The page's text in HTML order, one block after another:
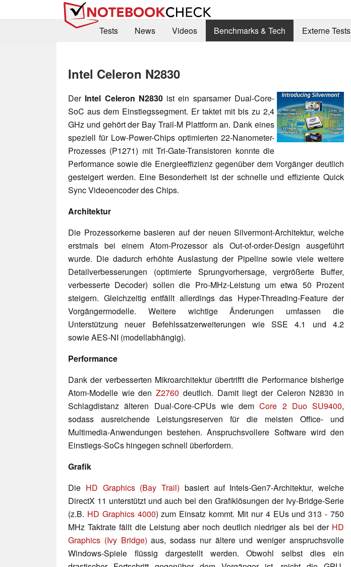
Tests
News Videos Benchmarks & Tech Externe Tests
Intel Celeron N2830
Der Intel Celeron N2830ist ein sparsamer Dual-Core-
SoC aus dem Einstiegssegment. Er taktet mit bis zu 2,4
GHz und gehört der Bay Trail-M Plattform an. Dank eines
speziell für Low-Power-Chips optimierten 22-Nanometer-
Prozesses (P1271) mit Tri-Gate-Transistoren konnte die
Performance sowie die Energieeffizienz gegenüber dem Vorgänger deutlich
gesteigert werden. Eine Besonderheit ist der schnelle und effiziente Quick
Sync Videoencoder des Chips.
Architektur
Die Prozessorkerne basieren auf der neuen Silvermont-Architektur, welche
erstmals bei einem Atom-Prozessor als Out-of-order-Design ausgeführt
wurde. Die dadurch erhöhte Auslastung der Pipeline sowie viele weitere
Detailverbesserungen (optimierte Sprungvorhersage, vergrößerte Buffer,
verbesserte Decoder) sollen die Pro-MHz-Leistung um etwa 50 Prozent
steigern. Gleichzeitig entfällt allerdings das Hyper-Threading-Feature der
Vorgängermodelle. Weitere wichtige Änderungen umfassen die
Unterstützung neuer Befehlssatzerweiterungen wie SSE 4.1 und 4.2
sowie AES-NI (modellabhängig).
Performance
Dank der verbesserten Mikroarchitektur übertrifft die Performance bisherige
Atom-Modelle wie denZ2760 deutlich. Damit liegt der Celeron N2830 in
Schlagdistanz älteren Dual-Core-CPUs wie demCore 2 Duo SU9400,
sodass ausreichende Leistungsreserven für die meisten Office- und
Multimedia-Anwendungen bestehen. Anspruchsvollere Software wird den
Einstiegs-SoCs hingegen schnell überfordern.
Grafik
Die HD Graphics (Bay Trail) basiert auf Intels-Gen7-Architektur, welche
DirectX 11 unterstützt und auch bei den Grafiklösungen der Ivy-Bridge-Serie
(z.B. HD Graphics 4000) zum Einsatz kommt. Mit nur 4 EUs und 313 - 750
MHz Taktrate fällt die Leistung aber noch deutlich niedriger als bei der HD
Graphics (Ivy Bridge) aus, sodass nur ältere und weniger anspruchsvolle
Windows-Spiele flüssig dargestellt werden. Obwohl selbst dies ein